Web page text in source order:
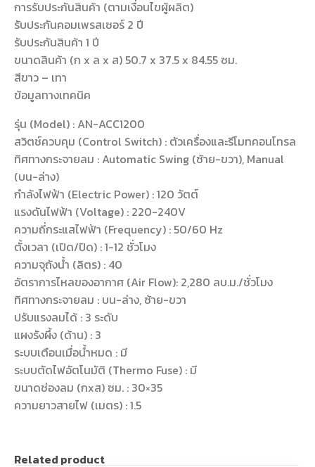
การรับประกันสินค้า (ตามเงื่อนไขผู้ผลิต)
รับประกันคอมเพรสเซอร์ 2 ปี
รับประกันสินค้า 1 ปี
ขนาดสินค้า (ก x ล x ส) 50.7 x 37.5 x 84.55 ซม.
สีขาว – เทา
ข้อมูลทางเทคนิค
รุ่น (Model) : AN-ACC1200
สวิตช์ควบคุม (Control Switch) : ตัวเครื่องและรีโมทคอนโทรล
ทิศทางกระจายลม : Automatic Swing (ซ้าย-ขวา), Manual
(บน-ล่าง)
กำลังไฟฟ้า (Electric Power) : 120 วัตต์
แรงดันไฟฟ้า (Voltage) : 220-240V
ความถี่กระแสไฟฟ้า (Frequency) : 50/60 Hz
ตั้งเวลา (เปิด/ปิด) : 1-12 ชั่วโมง
ความจุถังน้ำ (ลิตร) : 40
อัตราการไหลของอากาศ (Air Flow): 2,280 ลบ.ม./ชั่วโมง
ทิศทางกระจายลม : บน-ล่าง, ซ้าย-ขวา
ปรับแรงลมได้ : 3 ระดับ
แผงรังผึ้ง (ด้าน) : 3
ระบบเตือนเมื่อน้ำหมด : มี
ระบบตัดไฟอัตโนมัติ (Thermo Fuse) : มี
ขนาดช่องลม (กxส) ซม. : 30×35
ความยาวสายไฟ (เมตร) : 1.5
Related product